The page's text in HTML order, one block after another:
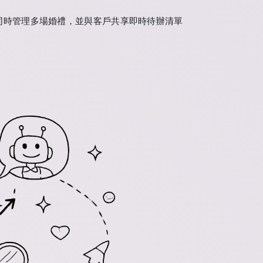
時管理多場婚禮，並與客戶共享即時待辦清單